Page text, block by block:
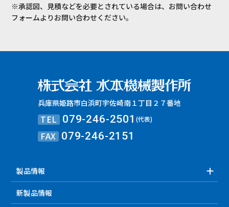
※承認図、見積などを必要とされている場合は、お問い合わせ
フォームよりお問い合わせください。
兵庫県姫路市白浜町宇佐崎南１丁目２７番地
TEL 079-246-2501(代表)
FAX 079-246-2151
製品情報
新製品情報